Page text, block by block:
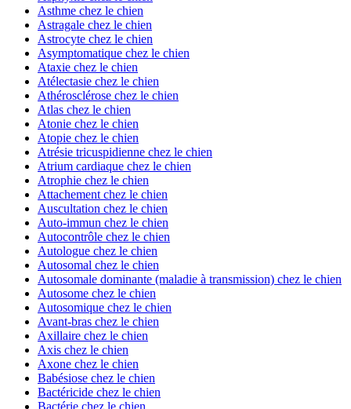
Asthme chez le chien
Astragale chez le chien
Astrocyte chez le chien
Asymptomatique chez le chien
Ataxie chez le chien
Atélectasie chez le chien
Athérosclérose chez le chien
Atlas chez le chien
Atonie chez le chien
Atopie chez le chien
Atrésie tricuspidienne chez le chien
Atrium cardiaque chez le chien
Atrophie chez le chien
Attachement chez le chien
Auscultation chez le chien
Auto-immun chez le chien
Autocontrôle chez le chien
Autologue chez le chien
Autosomal chez le chien
Autosomale dominante (maladie à transmission) chez le chien
Autosome chez le chien
Autosomique chez le chien
Avant-bras chez le chien
Axillaire chez le chien
Axis chez le chien
Axone chez le chien
Babésiose chez le chien
Bactéricide chez le chien
Bactérie chez le chien